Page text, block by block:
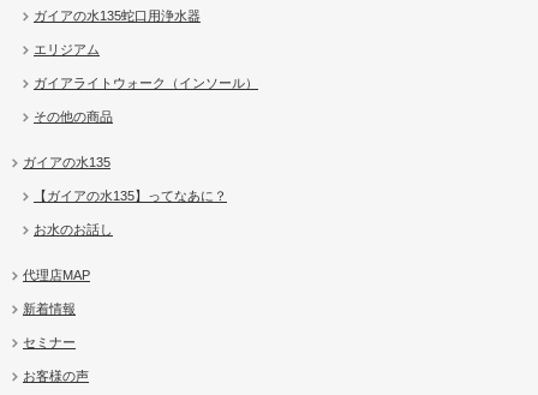
ガイアの水135蛇口用浄水器
エリジアム
ガイアライトウォーク（インソール）
その他の商品
ガイアの水135
【ガイアの水135】ってなあに？
お水のお話し
代理店MAP
新着情報
セミナー
お客様の声